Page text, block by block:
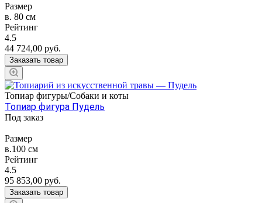
Размер
в. 80 см
Рейтинг
4.5
44 724,00 руб.
Заказать товар
Топиар фигуры/Собаки и коты
Топиар фигура Пудель
Под заказ
Размер
в.100 см
Рейтинг
4.5
95 853,00 руб.
Заказать товар